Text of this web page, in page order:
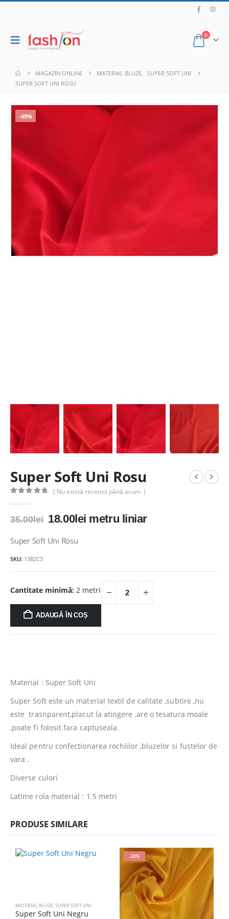
0
MAGAZIN ONLINE MATERIAL BLUZE,
SUPER SOFT UNI
SUPER SOFT UNI ROSU
-49%
Super Soft Uni Rosu
( Nu există recenzii până acum. )
35.00lei Prețul
a
18.00leiPrețul
metru liniar
Super Soft Uni Rosu
SKU: 1382C3
Cantitate minimă: 2 metri
ADAUGĂ ÎN COȘ
Material : Super Soft Uni
Super Soft este un material textil de calitate ,subtire ,nu
este trasnparent,placut la atingere ,are o tesatura moale
,poate fi folosit fara captuseala.
Ideal pentru confectionarea rochiilor ,bluzelor si fustelor de
vara .
Diverse culori
Latime rola material : 1.5 metri
PRODUSE SIMILARE
MATERIAL BLUZE,SUPER SOFT UNI
Super Soft Uni Negru
-28%